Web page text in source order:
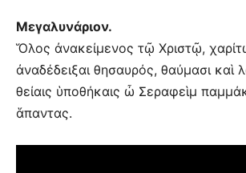
Μεγαλυνάριον.
Ὅλος ἀνακείμενος τῷ Χριστῷ,
ἀναδέδειξαι θησαυρός, θαύμασι καὶ
θείαις ὑποθήκαις ὦ Σεραφεὶμ
ἅπαντας.